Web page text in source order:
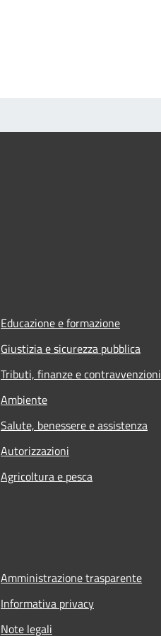
Educazione e formazione
Giustizia e sicurezza pubblica
Tributi, finanze e contravvenzioni
Ambiente
Salute, benessere e assistenza
Autorizzazioni
Agricoltura e pesca
Amministrazione trasparente
Informativa privacy
Note legali